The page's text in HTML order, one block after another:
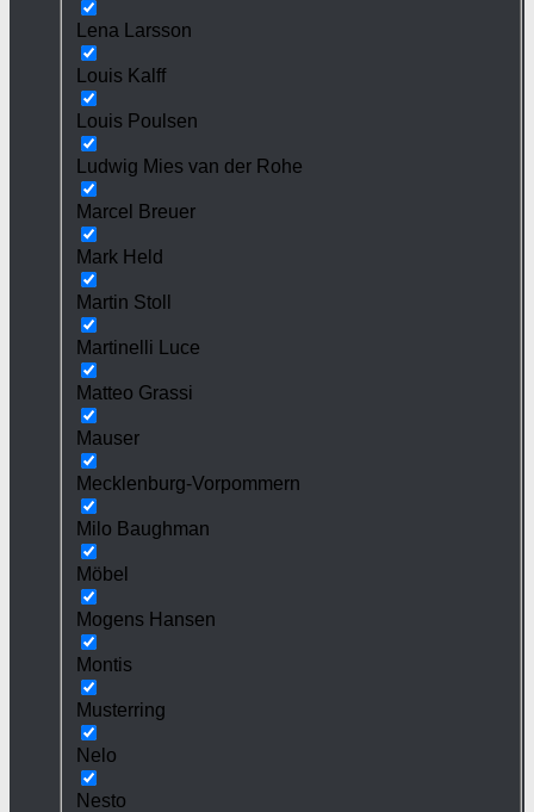
Lena Larsson
Louis Kalff
Louis Poulsen
Ludwig Mies van der Rohe
Marcel Breuer
Mark Held
Martin Stoll
Martinelli Luce
Matteo Grassi
Mauser
Mecklenburg-Vorpommern
Milo Baughman
Möbel
Mogens Hansen
Montis
Musterring
Nelo
Nesto